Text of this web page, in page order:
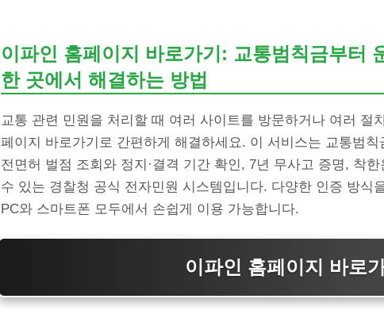
이파인 홈페이지 바로가기: 교통범칙금부터
한 곳에서 해결하는 방법
교통 관련 민원을 처리할 때 여러 사이트를 방문하거나 여러 절
페이지 바로가기로 간편하게 해결하세요. 이 서비스는 교통범
전면허 벌점 조회와 정지·결격 기간 확인, 7년 무사고 증명, 착
수 있는 경찰청 공식 전자민원 시스템입니다. 다양한 인증 방식
PC와 스마트폰 모두에서 손쉽게 이용 가능합니다.
이파인 홈페이지 바로가